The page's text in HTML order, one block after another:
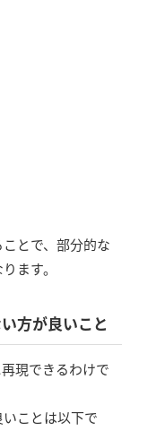
とで、部分的な
ます。
方が良いこと
現できるわけで
ことは以下で